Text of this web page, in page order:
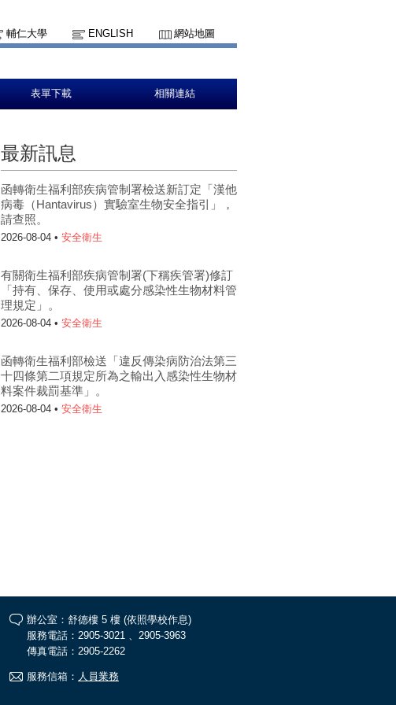
輔仁大學 ENGLISH 網站地圖
表單下載 相關連結
最新訊息
函轉衛生福利部疾病管制署檢送新訂定「漢他
病毒（Hantavirus）實驗室生物安全指引」，
請查照。
2026-08-04 • 安全衛生
有關衛生福利部疾病管制署(下稱疾管署)修訂
「持有、保存、使用或處分感染性生物材料管
理規定」。
2026-08-04 • 安全衛生
函轉衛生福利部檢送「違反傳染病防治法第三
十四條第二項規定所為之輸出入感染性生物材
料案件裁罰基準」。
2026-08-04 • 安全衛生
辦公室：舒德樓 5 樓 (依照學校作息)
服務電話：2905-3021 、2905-3963
傳真電話：2905-2262
服務信箱： 人員業務